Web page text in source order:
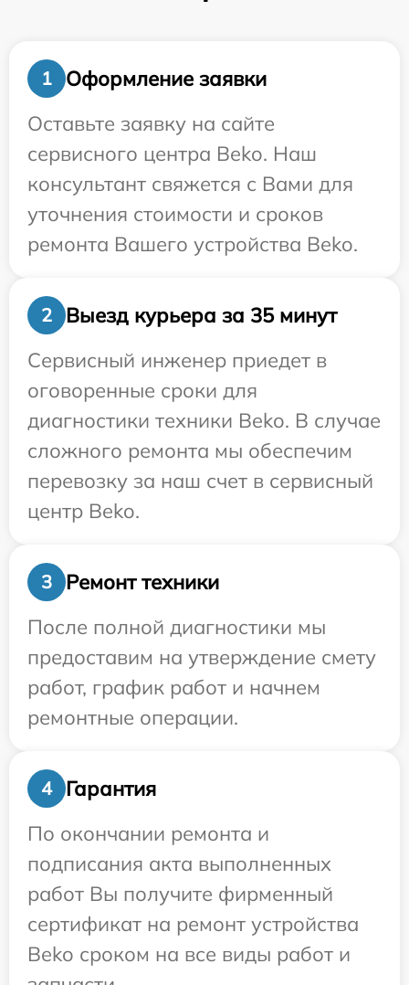
1
Оформление заявки
Оставьте заявку на сайте
сервисного центра Beko. Наш
консультант свяжется с Вами для
уточнения стоимости и сроков
ремонта Вашего устройства Beko.
2
Выезд курьера за 35 минут
Сервисный инженер приедет в
оговоренные сроки для
диагностики техники Beko. В случае
сложного ремонта мы обеспечим
перевозку за наш счет в сервисный
центр Beko.
3
Ремонт техники
После полной диагностики мы
предоставим на утверждение смету
работ, график работ и начнем
ремонтные операции.
4
Гарантия
По окончании ремонта и
подписания акта выполненных
работ Вы получите фирменный
сертификат на ремонт устройства
Beko сроком на все виды работ и